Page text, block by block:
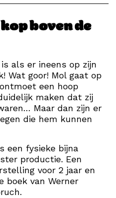
boven de
als er ineens op zijn
Wat goor! Mol gaat op
een hoop
maken dat zij
Maar dan zijn er
die hem kunnen
een fysieke bijna
productie. Een
voor 2 jaar en
boek van Werner